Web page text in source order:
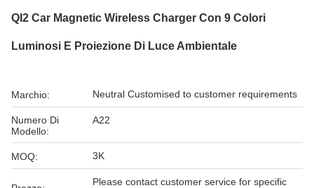
QI2 Car Magnetic Wireless Charger Con 9 Colori
Luminosi E Proiezione Di Luce Ambientale
Marchio: Neutral Customised to customer requirements
Numero Di
Modello:
A22
MOQ: 3K
Please contact customer service for specific